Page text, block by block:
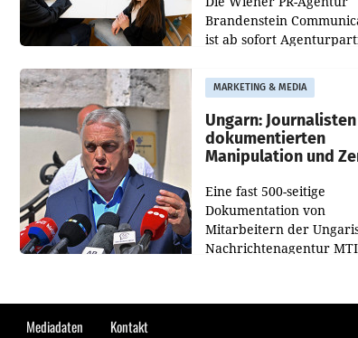
Brandenstein
ist ab sofort
Optimierungsplattform
OtterlyAI. Damit baut die
Agentur ihr
MARKETING & MEDIA
Ungarn: Journalisten
dokumentierten
Manipulation und
Eine fast 500-seitige
Dokumentation von
Mitarbeitern der
Nachrichtenagentur
der Agentur während
Mediadaten Kontakt